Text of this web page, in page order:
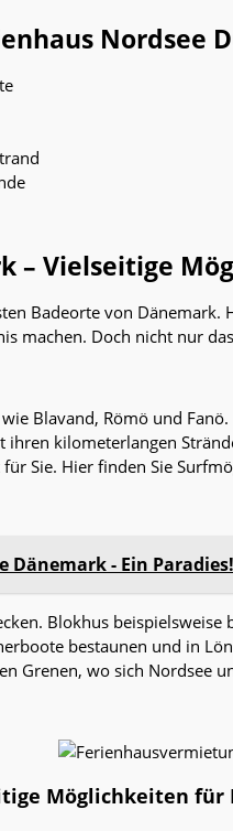
Nordsee
– Vielseitige
Badeorte von
machen. Doch nicht nur
Blavand, Römö und
kilometerlangen
Sie. Hier finden Sie
Dänemark - Ein Paradies!
Blokhus
bestaunen und in
Grenen, wo sich Nordsee
Möglichkeiten